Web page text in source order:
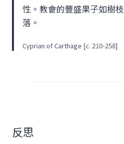
性。教會的豐盛果子如樹
落。
Cyprian of Carthage [c. 210-258]
反思